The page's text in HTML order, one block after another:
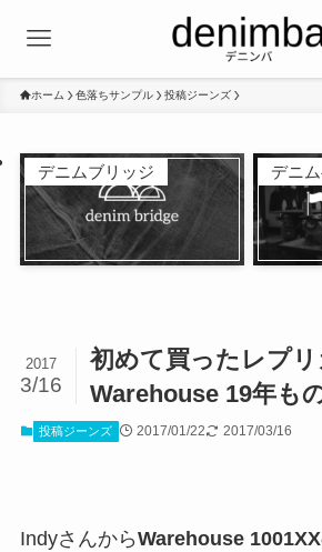
ホーム 色落ちサンプル 投稿ジーンズ
デニムブリッジ デニ
初めて買ったレプリ
Warehouse 19年も
2017
3/16
投稿ジーンズ 2017/01/22 2017/03/16
IndyさんからWarehouse 1001XX